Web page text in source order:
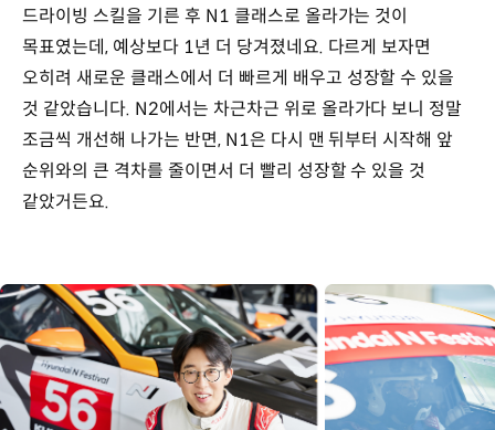
드라이빙 스킬을 기른 후 N1 클래스로 올라가는 것이
목표였는데, 예상보다 1년 더 당겨졌네요. 다르게 보자면
오히려 새로운 클래스에서 더 빠르게 배우고 성장할 수 있을
것 같았습니다. N2에서는 차근차근 위로 올라가다 보니 정말
조금씩 개선해 나가는 반면, N1은 다시 맨 뒤부터 시작해 앞
순위와의 큰 격차를 줄이면서 더 빨리 성장할 수 있을 것
같았거든요.